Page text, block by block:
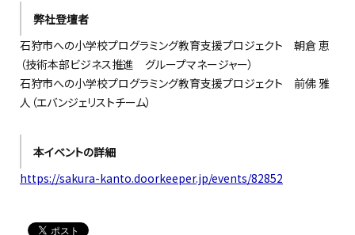
弊社登壇者
石狩市への小学校プログラミング教育支援プロジェクト 朝倉 恵
（技術本部ビジネス推進 グループマネージャー）
石狩市への小学校プログラミング教育支援プロジェクト 前佛 雅
人（エバンジェリストチーム）
本イベントの詳細
https://sakura-kanto.doorkeeper.jp/events/82852